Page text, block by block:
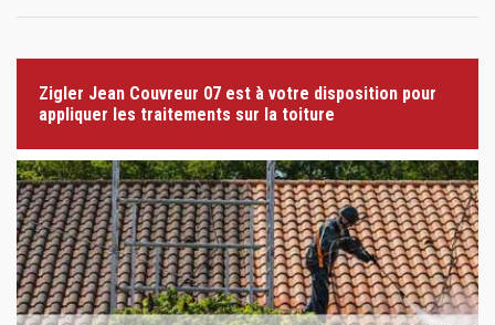
Zigler Jean Couvreur 07 est à votre disposition pour
appliquer les traitements sur la toiture